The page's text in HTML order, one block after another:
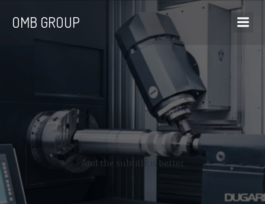
OMB GROUP
And the subtitle is better